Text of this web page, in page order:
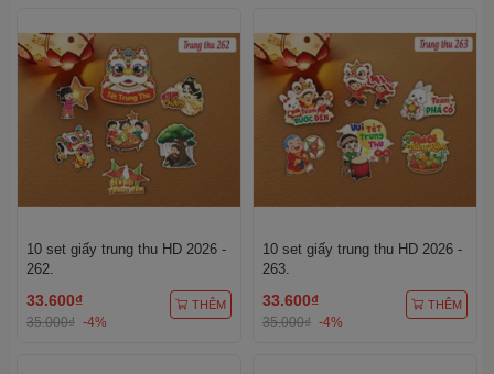
10 set giấy trung thu HD 2026 -
262.
33.600₫
35.000₫ -4%
THÊM
10 set giấy trung thu HD 2026 -
263.
33.600₫
35.000₫ -4%
THÊM